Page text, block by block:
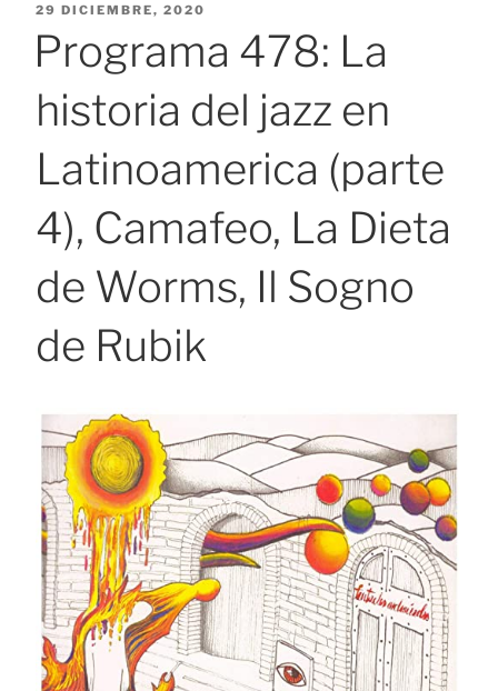
PUBLICADO
29 DICIEMBRE, 2020
Programa 478: La
historia del jazz en
Latinoamerica (parte
4), Camafeo, La Dieta
de Worms, Il Sogno
de Rubik